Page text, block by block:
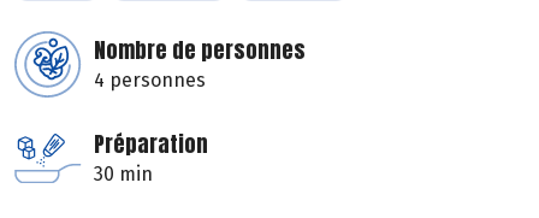
Nombre de personnes
4 personnes
Préparation
30 min